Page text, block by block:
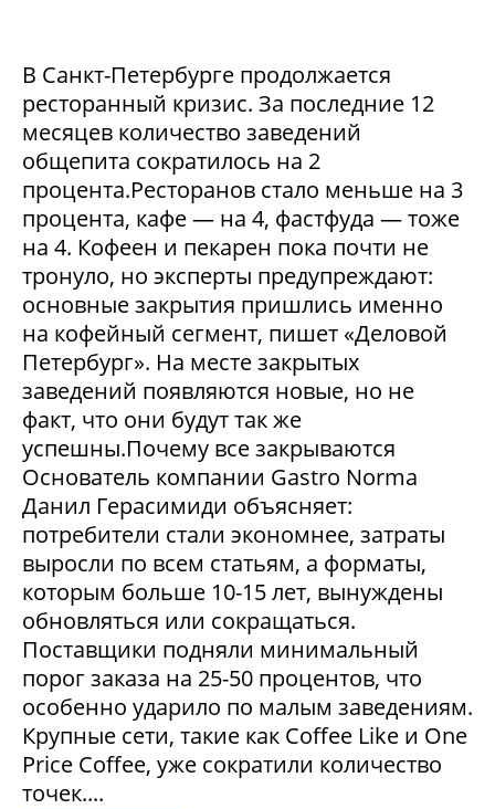
В Санкт-Петербурге продолжается
ресторанный кризис. За последние 12
месяцев количество заведений
общепита сократилось на 2
процента.Ресторанов стало меньше на 3
процента, кафе — на 4, фастфуда — тоже
на 4. Кофеен и пекарен пока почти не
тронуло, но эксперты предупреждают:
основные закрытия пришлись именно
на кофейный сегмент, пишет «Деловой
Петербург». На месте закрытых
заведений появляются новые, но не
факт, что они будут так же
успешны.Почему все закрываются
Основатель компании Gastro Norma
Данил Герасимиди объясняет:
потребители стали экономнее, затраты
выросли по всем статьям, а форматы,
которым больше 10-15 лет, вынуждены
обновляться или сокращаться.
Поставщики подняли минимальный
порог заказа на 25-50 процентов, что
особенно ударило по малым заведениям.
Крупные сети, такие как Coffee Like и One
Price Coffee, уже сократили количество
точек....